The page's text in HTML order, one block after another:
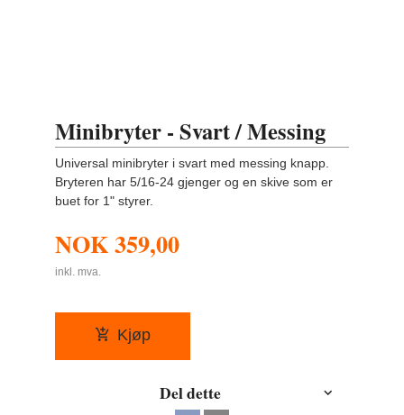
Minibryter - Svart / Messing
Universal minibryter i svart med messing knapp.
Bryteren har 5/16-24 gjenger og en skive som er
buet for 1" styrer.
NOK359,00
inkl. mva.
Kjøp
Del dette